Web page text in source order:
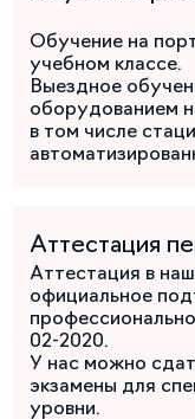
Обучение на
учебном классе.
Выездное
оборудованием
в том числе
Аттестация
Аттестация в
официальное
02-2020.
У нас можно
экзамены для
уровни.